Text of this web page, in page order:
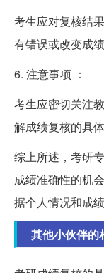
考生应对复核结
有错误或改变成绩
6. 注意事项 ：
考生应密切关注
解成绩复核的具
综上所述，考研
成绩准确性的机
据个人情况和成
其他小伙伴的